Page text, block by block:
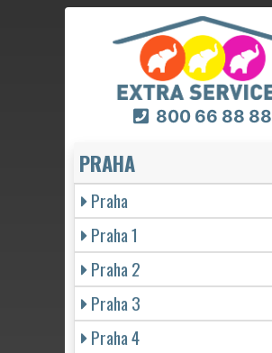
800 66 88 88
PRAHA
Praha
Praha 1
Praha 2
Praha 3
Praha 4